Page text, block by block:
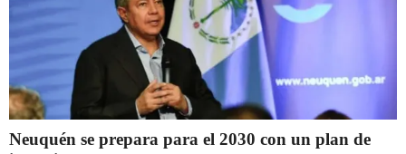
Neuquén se prepara para el 2030 con un plan de